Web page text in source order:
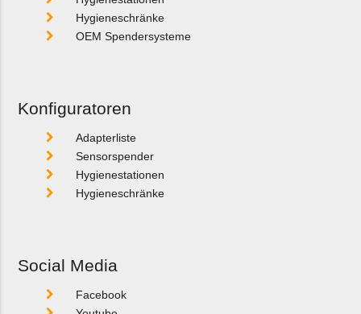
Hygieneschränke
OEM Spendersysteme
Konfiguratoren
Adapterliste
Sensorspender
Hygienestationen
Hygieneschränke
Social Media
Facebook